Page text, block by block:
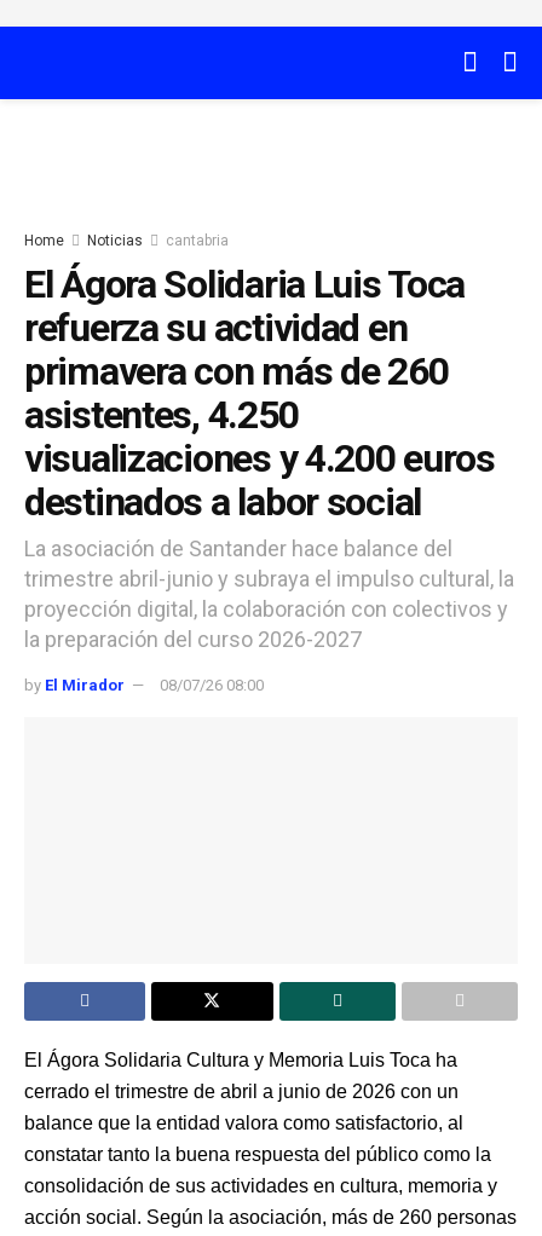
Home Noticias cantabria
El Ágora Solidaria Luis Toca
refuerza su actividad en
primavera con más de 260
asistentes, 4.250
visualizaciones y 4.200 euros
destinados a labor social
La asociación de Santander hace balance del
trimestre abril-junio y subraya el impulso cultural, la
proyección digital, la colaboración con colectivos y
la preparación del curso 2026-2027
by El Mirador 08/07/26 08:00
El Ágora Solidaria Cultura y Memoria Luis Toca ha
cerrado el trimestre de abril a junio de 2026 con un
balance que la entidad valora como satisfactorio, al
constatar tanto la buena respuesta del público como la
consolidación de sus actividades en cultura, memoria y
acción social. Según la asociación, más de 260 personas